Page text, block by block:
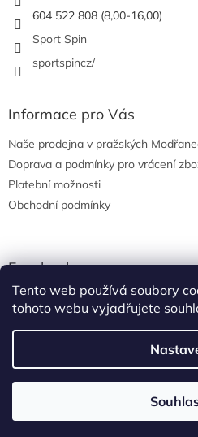
Tento web používá soubory
tohoto webu vyjadřujete
Letní otevíračka: po-středa od osmi
604 522 808 (8,00-16,00)
Sport Spin
sportspincz/
Informace pro Vás
Naše prodejna v pražských
Doprava a podmínky pro vrácení
Platební možnosti
Obchodní podmínky
Facebook
Vytvořil
Sport Spin s.r.o.